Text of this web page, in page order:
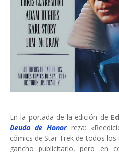
En la portada de la edición de
Deuda de Honorreza:
cómics de Star Trek de todos los
gancho publicitario, pero en